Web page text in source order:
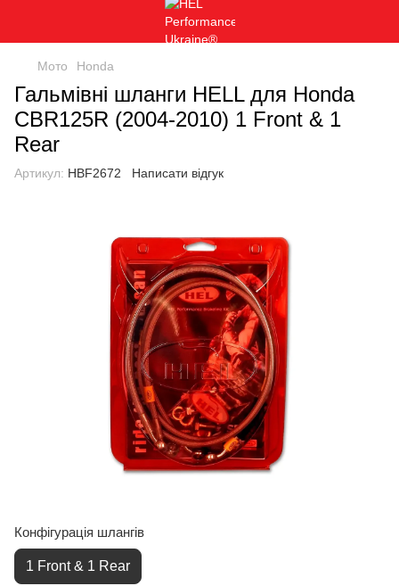
Мото Honda
Гальмівні шланги HELL для Honda
CBR125R (2004-2010) 1 Front & 1
Rear
Артикул: HBF2672 Написати відгук
Конфігурація шлангів
1 Front & 1 Rear